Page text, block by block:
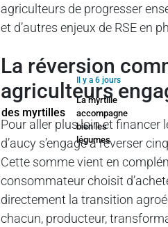
agriculteurs de progresser
et d’autres enjeux de RSE en
la réversion comme soutien financier pour les agricultures et
agriculteurs
Pour aller plus loin et financer
d’aucy s’engage à reverser
Cette somme vient en
consommateur choisit
directement la transition
chacun, producteur,
Il y a 6 jours
La myrtille
accompagne
bien les
légumes